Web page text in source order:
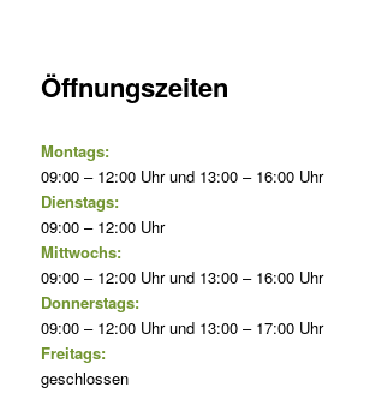
Öffnungszeiten
Montags:
09:00 – 12:00 Uhr und 13:00 – 16:00 Uhr
Dienstags:
09:00 – 12:00 Uhr
Mittwochs:
09:00 – 12:00 Uhr und 13:00 – 16:00 Uhr
Donnerstags:
09:00 – 12:00 Uhr und 13:00 – 17:00 Uhr
Freitags:
geschlossen